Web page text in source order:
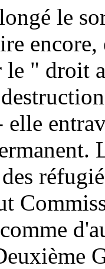
le
le " droit
elle